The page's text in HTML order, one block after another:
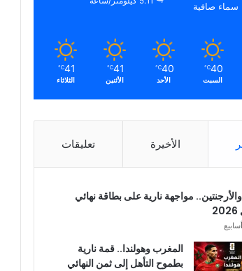
سماء صافية
40
℃
السبت
40
℃
الأحد
41
℃
الأثنين
41
℃
الثلاثاء
الأخيرة تعليقات
والأرجنتين.. مواجهة نارية على بطاقة نهائي
المغرب وهولندا.. قمة نارية
بطموح التأهل إلى ثمن النهائي